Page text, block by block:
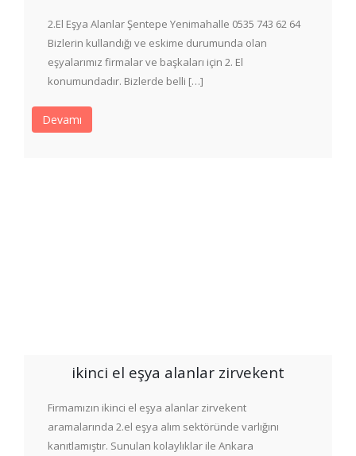
2.El Eşya Alanlar Şentepe Yenimahalle 0535 743 62 64
Bizlerin kullandığı ve eskime durumunda olan
eşyalarımız firmalar ve başkaları için 2. El
konumundadır. Bizlerde belli […]
Devamı
ikinci el eşya alanlar zirvekent
Firmamızın ikinci el eşya alanlar zirvekent
aramalarında 2.el eşya alım sektöründe varlığını
kanıtlamıştır. Sunulan kolaylıklar ile Ankara